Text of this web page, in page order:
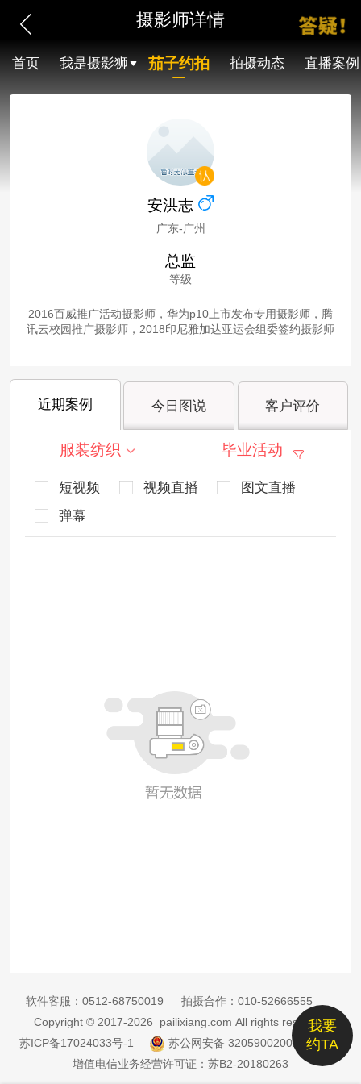
摄影师详情
首页 我是摄影狮 茄子约拍 拍摄动态 直播案例
安洪志
广东-广州
总监
等级
2016百威推广活动摄影师，华为p10上市发布专用摄影师，腾
讯云校园推广摄影师，2018印尼雅加达亚运会组委签约摄影师
近期案例 今日图说 客户评价
服装纺织 毕业活动
短视频 视频直播
图文直播
弹幕
我要
约TA
软件客服： 0512-68750019 拍摄合作： 010-52666555
Copyright © 2017-2026 pailixiang.com All rights reserved
苏ICP备17024033号-1
苏公网安备 32059002002885号
增值电信业务经营许可证：苏B2-20180263